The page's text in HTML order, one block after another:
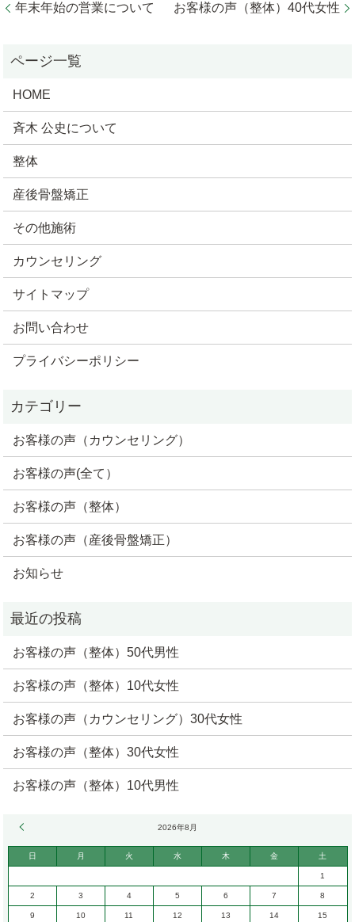
年末年始の営業について お客様の声（整体）40代女性
HOME
斉木 公史について
整体
産後骨盤矯正
その他施術
カウンセリング
サイトマップ
お問い合わせ
プライバシーポリシー
お客様の声（カウンセリング）
お客様の声(全て）
お客様の声（整体）
お客様の声（産後骨盤矯正）
お知らせ
お客様の声（整体）50代男性
お客様の声（整体）10代女性
お客様の声（カウンセリング）30代女性
お客様の声（整体）30代女性
お客様の声（整体）10代男性
2026年8月
日 月 火 水 木 金 土
1
2 3 4 5 6 7 8
9 10 11 12 13 14 15